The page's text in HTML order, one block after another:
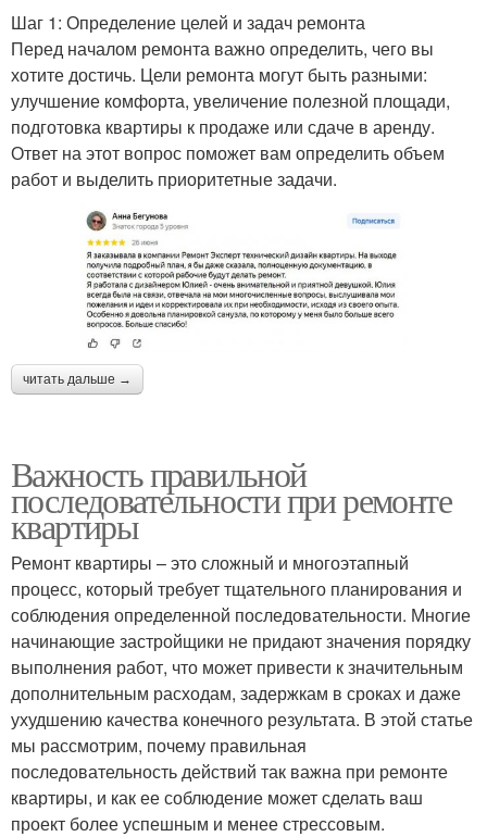
Шаг 1: Определение целей и задач ремонта
Перед началом ремонта важно определить, чего вы
хотите достичь. Цели ремонта могут быть разными:
улучшение комфорта, увеличение полезной площади,
подготовка квартиры к продаже или сдаче в аренду.
Ответ на этот вопрос поможет вам определить объем
работ и выделить приоритетные задачи.
читать дальше →
Важность правильной
последовательности при ремонте
квартиры
Ремонт квартиры – это сложный и многоэтапный
процесс, который требует тщательного планирования и
соблюдения определенной последовательности. Многие
начинающие застройщики не придают значения порядку
выполнения работ, что может привести к значительным
дополнительным расходам, задержкам в сроках и даже
ухудшению качества конечного результата. В этой статье
мы рассмотрим, почему правильная
последовательность действий так важна при ремонте
квартиры, и как ее соблюдение может сделать ваш
проект более успешным и менее стрессовым.